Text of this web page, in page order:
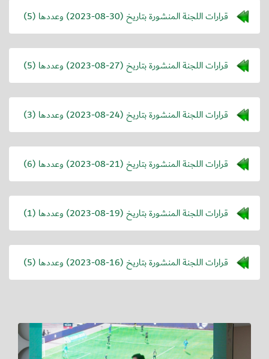
قرارات اللجنة المنشورة بتاريخ (2023-08-30) وعددها (5)
قرارات اللجنة المنشورة بتاريخ (2023-08-27) وعددها (5)
قرارات اللجنة المنشورة بتاريخ (2023-08-24) وعددها (3)
قرارات اللجنة المنشورة بتاريخ (2023-08-21) وعددها (6)
قرارات اللجنة المنشورة بتاريخ (2023-08-19) وعددها (1)
قرارات اللجنة المنشورة بتاريخ (2023-08-16) وعددها (5)